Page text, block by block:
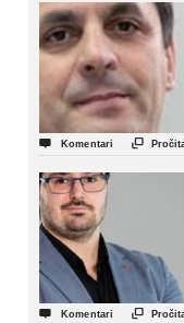
 Komentari 
 Komentari 